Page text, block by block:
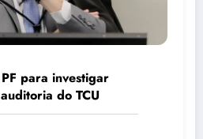
para investigar
do TCU